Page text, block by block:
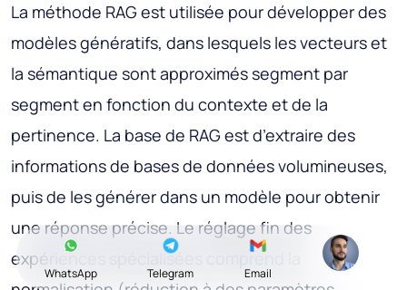
La méthode RAG est utilisée pour développer des
modèles génératifs, dans lesquels les vecteurs et
la sémantique sont approximés segment par
segment en fonction du contexte et de la
pertinence. La base de RAG est d’extraire des
informations de bases de données volumineuses,
puis de les générer dans un modèle pour obtenir
une réponse précise. Le réglage fin des
expériences spécialisées comprend la
WhatsApp Telegram Email